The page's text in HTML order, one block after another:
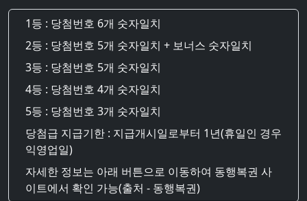
1등 : 당첨번호 6개 숫자일치
2등 : 당첨번호 5개 숫자일치 + 보너스 숫자일치
3등 : 당첨번호 5개 숫자일치
4등 : 당첨번호 4개 숫자일치
5등 : 당첨번호 3개 숫자일치
당첨급 지급기한 : 지급개시일로부터 1년(휴일인 경우
익영업일)
자세한 정보는 아래 버튼으로 이동하여 동행복권 사
이트에서 확인 가능(출처 - 동행복권)